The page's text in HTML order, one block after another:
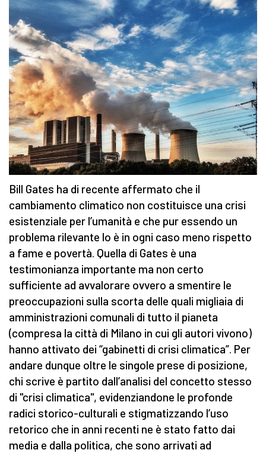
Bill Gates ha di recente affermato che il
cambiamento climatico non costituisce una crisi
esistenziale per l’umanità e che pur essendo un
problema rilevante lo è in ogni caso meno rispetto
a fame e povertà. Quella di Gates è una
testimonianza importante ma non certo
sufficiente ad avvalorare ovvero a smentire le
preoccupazioni sulla scorta delle quali migliaia di
amministrazioni comunali di tutto il pianeta
(compresa la città di Milano in cui gli autori vivono)
hanno attivato dei “gabinetti di crisi climatica”. Per
andare dunque oltre le singole prese di posizione,
chi scrive è partito dall’analisi del concetto stesso
di "crisi climatica", evidenziandone le profonde
radici storico-culturali e stigmatizzando l’uso
retorico che in anni recenti ne è stato fatto dai
media e dalla politica, che sono arrivati ad